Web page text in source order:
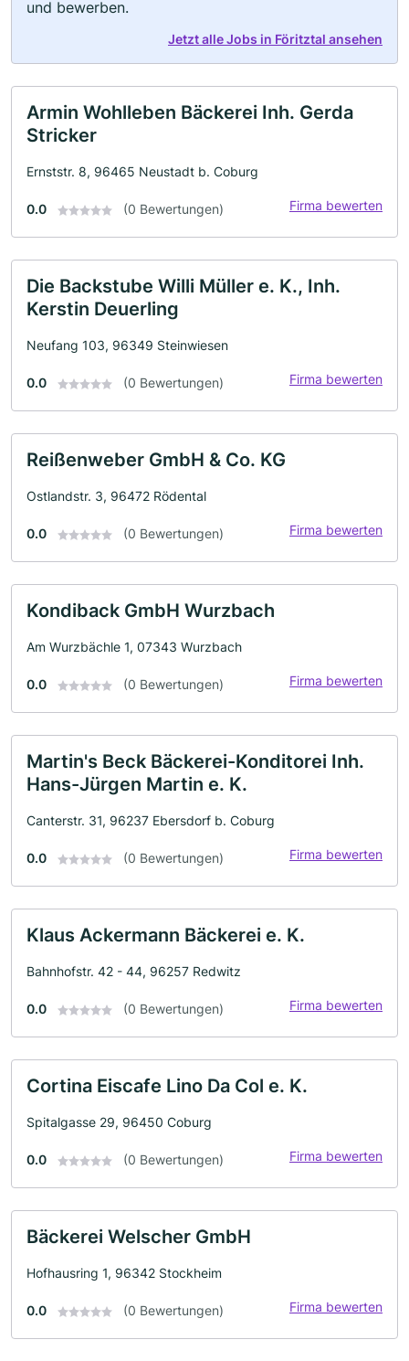
und bewerben.
Jetzt alle Jobs in Föritztal ansehen
Armin Wohlleben Bäckerei Inh. Gerda
Stricker
Ernststr. 8, 96465 Neustadt b. Coburg
0.0 (0 Bewertungen) Firma bewerten
Die Backstube Willi Müller e. K., Inh.
Kerstin Deuerling
Neufang 103, 96349 Steinwiesen
0.0 (0 Bewertungen) Firma bewerten
Reißenweber GmbH & Co. KG
Ostlandstr. 3, 96472 Rödental
0.0 (0 Bewertungen) Firma bewerten
Kondiback GmbH Wurzbach
Am Wurzbächle 1, 07343 Wurzbach
0.0 (0 Bewertungen) Firma bewerten
Martin's Beck Bäckerei-Konditorei Inh.
Hans-Jürgen Martin e. K.
Canterstr. 31, 96237 Ebersdorf b. Coburg
0.0 (0 Bewertungen) Firma bewerten
Klaus Ackermann Bäckerei e. K.
Bahnhofstr. 42 - 44, 96257 Redwitz
0.0 (0 Bewertungen) Firma bewerten
Cortina Eiscafe Lino Da Col e. K.
Spitalgasse 29, 96450 Coburg
0.0 (0 Bewertungen) Firma bewerten
Bäckerei Welscher GmbH
Hofhausring 1, 96342 Stockheim
0.0 (0 Bewertungen) Firma bewerten